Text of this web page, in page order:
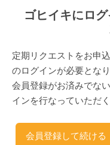
ゴヒイキにロ
定期リクエストをお申
のログインが必要となり
会員登録がお済みでな
インを行なっていただ
会員登録して続ける